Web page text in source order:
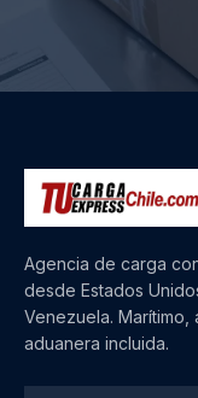
Agencia de carga
desde Estados
Venezuela. Marítimo,
aduanera incluida.